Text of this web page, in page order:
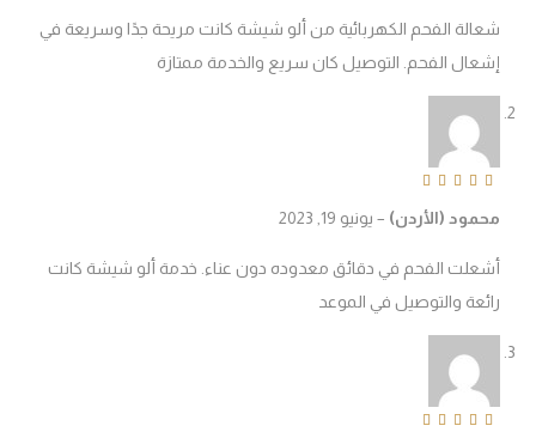
الفحم الكهربائية من ألو شيشة كانت مريحة جدًا وسريعة في
الفحم. التوصيل كان سريع والخدمة ممتازة
(الأردن)– يونيو 19, 2023
الفحم في دقائق معدوده دون عناء. خدمة ألو شيشة كانت
والتوصيل في الموعد